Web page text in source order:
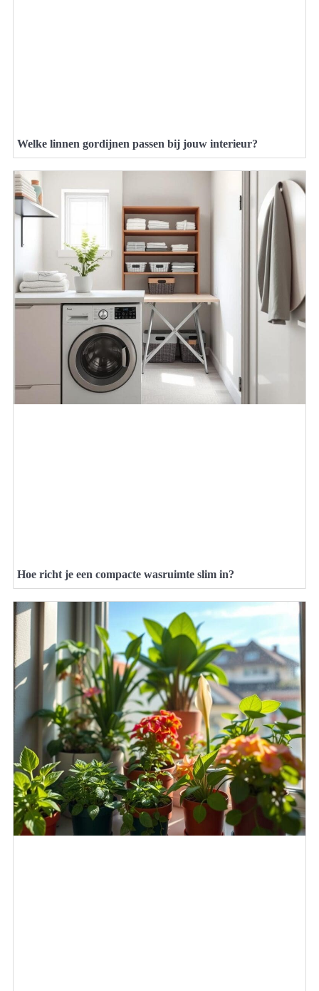
Welke linnen gordijnen passen bij jouw interieur?
Hoe richt je een compacte wasruimte slim in?